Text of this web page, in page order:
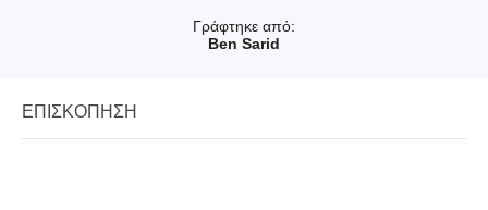
Γράφτηκε από:
Ben Sarid
ΕΠΙΣΚΌΠΗΣΗ